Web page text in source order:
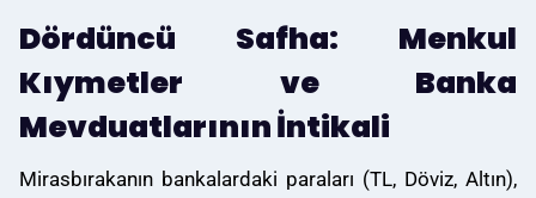
Dördüncü Safha: Menkul
Kıymetler ve Banka
Mevduatlarının İntikali
Mirasbırakanın bankalardaki paraları (TL, Döviz, Altın),